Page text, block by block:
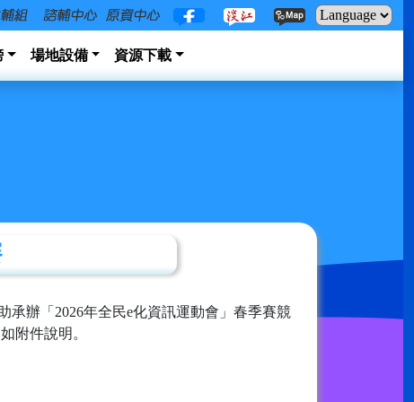
場地設備 資源下載
辦「2026年全民e化資訊運動會」春季賽競
附件說明。